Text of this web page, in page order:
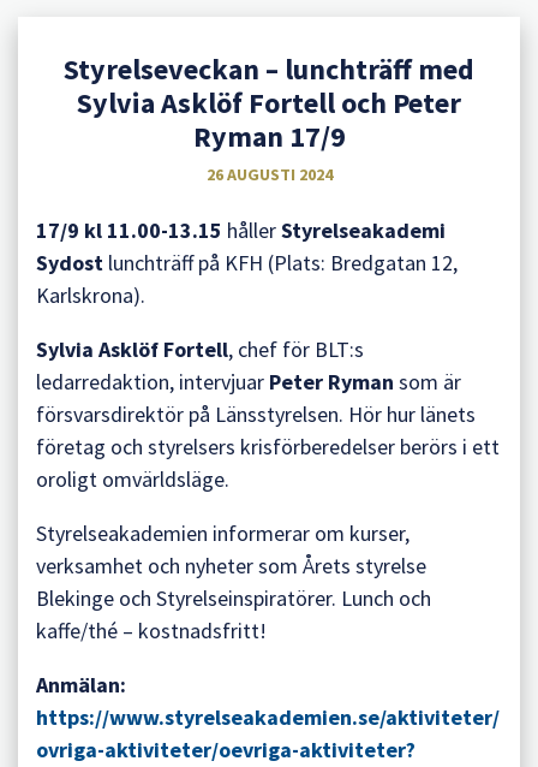
Styrelseveckan – lunchträff med
Sylvia Asklöf Fortell och Peter
Ryman 17/9
26 AUGUSTI 2024
17/9 kl 11.00-13.15 hållerStyrelseakademi
Sydost lunchträff på KFH (Plats: Bredgatan 12,
Karlskrona).
Sylvia Asklöf Fortell, chef för BLT:s
ledarredaktion, intervjuar Peter Ryman som är
försvarsdirektör på Länsstyrelsen. Hör hur länets
företag och styrelsers krisförberedelser berörs i ett
oroligt omvärldsläge.
Styrelseakademien informerar om kurser,
verksamhet och nyheter som Årets styrelse
Blekinge och Styrelseinspiratörer. Lunch och
kaffe/thé – kostnadsfritt!
Anmälan:
https://www.styrelseakademien.se/aktiviteter/
ovriga-aktiviteter/oevriga-aktiviteter?